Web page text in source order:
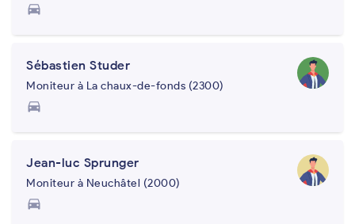
directions_car
Sébastien Studer
Moniteur à La chaux-de-fonds (2300)
directions_car
Jean-luc Sprunger
Moniteur à Neuchâtel (2000)
directions_car